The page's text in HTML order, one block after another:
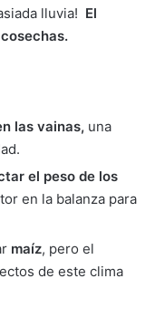
lluvia! El
las vainas, una
el peso de los
en la balanza para
maíz, pero el
de este clima